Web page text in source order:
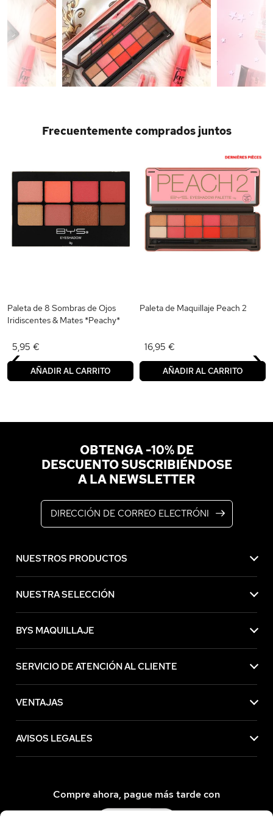
Frecuentemente comprados juntos
Paleta de 8 Sombras de Ojos
Iridiscentes & Mates *Peachy*
5,95 €
AÑADIR AL CARRITO
Paleta de Maquillaje Peach 2
16,95 €
AÑADIR AL CARRITO
‹ ›
OBTENGA -10% DE
DESCUENTO SUSCRIBIÉNDOSE
A LA NEWSLETTER
NUESTROS PRODUCTOS
NUESTRA SELECCIÓN
BYS MAQUILLAJE
SERVICIO DE ATENCIÓN AL CLIENTE
VENTAJAS
AVISOS LEGALES
Compre ahora, pague más tarde con